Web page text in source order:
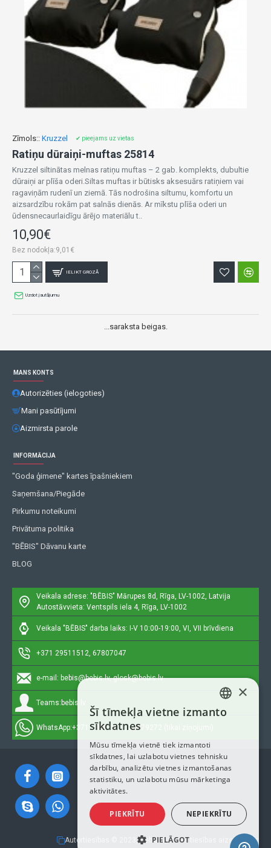
Zīmols:: Kruzzel ✔ pieejams uz vietas
Ratiņu dūraiņi-muftas 25814
Kruzzel siltinātas melnas ratiņu muftas – 2 gab. komplekts, dubultie
dūraiņi ar plīša oderi.Siltas muftas ir būtisks aksesuārs ratiņiem vai
ragaviņām rudenī un ziemā. Tās nodrošina siltumu, komfortu un
aizsardzību rokām pat salnās dienās. Ar mīkstu plīša oderi un
ūdensnecaurlaidīgu ārējo materiālu t..
10,90€
Bez nodokļa:9,01€
IELIKT GROZĀ
Uzdot jautājumu
...saraksta beigas.
MANS KONTS
Autorizēties (ielogoties)
Mani pasūtījumi
Aizmirsta parole
INFORMĀCIJA
"Goda ģimene" kartes īpašniekiem
Saņemšana/Piegāde
Pirkumu noteikumi
Privātuma politika
"BĒBIS" Dāvanu karte
BLOG
Veikala adrese: "BĒBIS" Mārupes 8d, Rīga, LV-1002, Latvija
Autostāvvieta: Ventspils iela 4, Rīga, LV-1002
Veikala "BĒBIS" darba laiks: I-V 10:00-19:00, VI, VII brīvdiena
+371 29511512, 67807047
e-mail: bebis@bebis.lv, glosk@bebis.lv
Teams: bebis.lv
WhatsApp:+371 29511512, 20579272 (tikai ziņojumi)
Autortiesības © 2023, Bebis.lv, Visas tiesības aizsargātas
LATVIAN
ENGLISH
×
Šī tīmekļa vietne izmanto
sīkdatnes
Mūsu tīmekļa vietnē tiek izmantoti
sīkdatnes, lai uzlabotu vietnes tehnisku
darbību, analizētu vietnes izmantošanas
statistiku, un uzlabotu mūsu mārketinga
aktivitātes.
PIEKRĪTU NEPIEKRĪTU
PIELĀGOT